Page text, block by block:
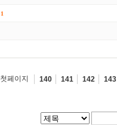
1
첫페이지
140 141 142 143